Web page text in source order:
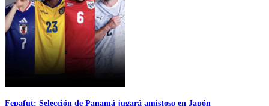
Fepafut: Selección de Panamá jugará amistoso en Japón